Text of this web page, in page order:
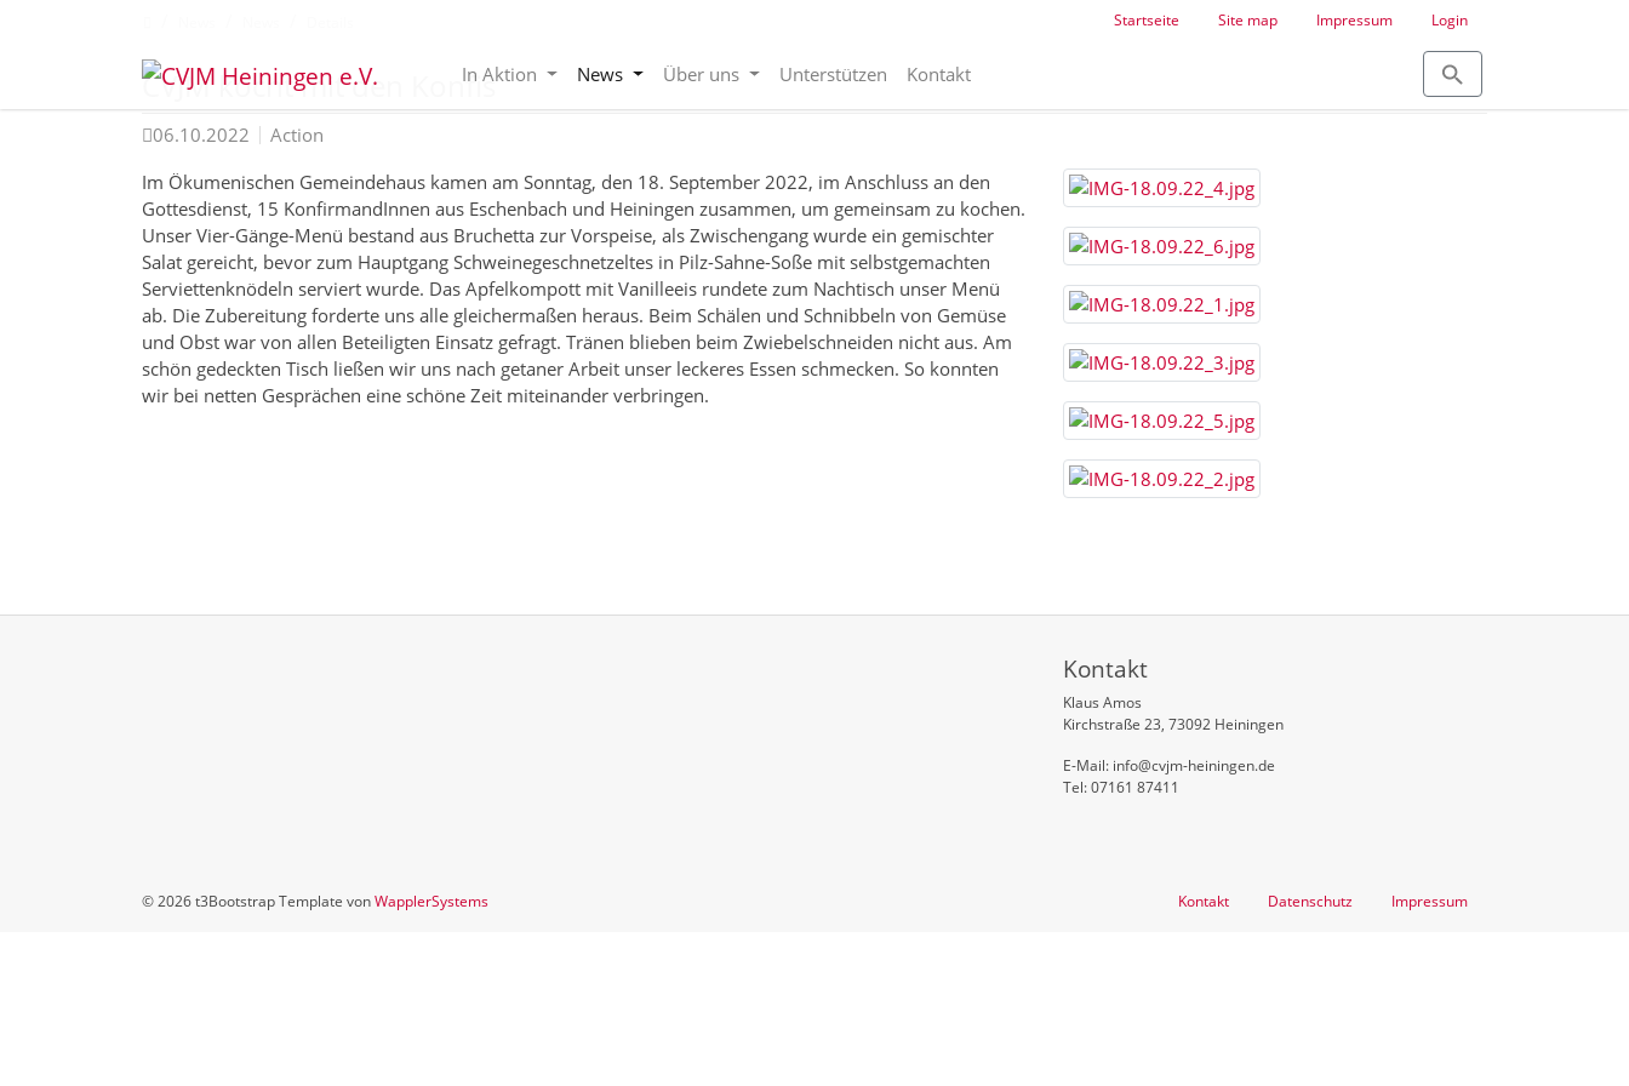
Startseite Site map Impressum Login
In Aktion News Über uns Unterstützen Kontakt
CVJM kocht mit den Konfis
06.10.2022
Action
Im Ökumenischen Gemeindehaus kamen am Sonntag, den 18. September 2022, im Anschluss an den
Gottesdienst, 15 KonfirmandInnen aus Eschenbach und Heiningen zusammen, um gemeinsam zu kochen.
Unser Vier-Gänge-Menü bestand aus Bruchetta zur Vorspeise, als Zwischengang wurde ein gemischter
Salat gereicht, bevor zum Hauptgang Schweinegeschnetzeltes in Pilz-Sahne-Soße mit selbstgemachten
Serviettenknödeln serviert wurde. Das Apfelkompott mit Vanilleeis rundete zum Nachtisch unser Menü
ab. Die Zubereitung forderte uns alle gleichermaßen heraus. Beim Schälen und Schnibbeln von Gemüse
und Obst war von allen Beteiligten Einsatz gefragt. Tränen blieben beim Zwiebelschneiden nicht aus. Am
schön gedeckten Tisch ließen wir uns nach getaner Arbeit unser leckeres Essen schmecken. So konnten
wir bei netten Gesprächen eine schöne Zeit miteinander verbringen.
Kontakt
Klaus Amos
Kirchstraße 23, 73092 Heiningen
E-Mail: info@cvjm-heiningen.de
Tel: 07161 87411
© 2026 t3Bootstrap Template vonWapplerSystems Kontakt Datenschutz Impressum